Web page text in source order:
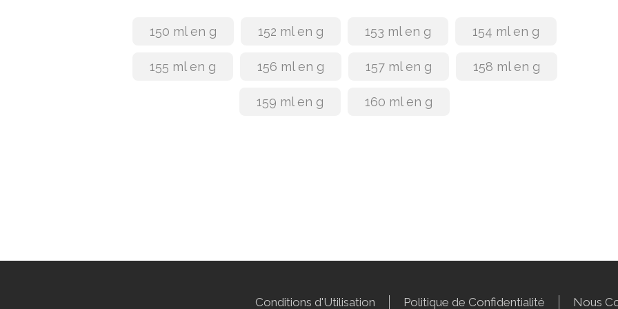
150 ml en g 152 ml en g 153 ml en g 154 ml en g
155 ml en g 156 ml en g 157 ml en g 158 ml en g
159 ml en g 160 ml en g
Conditions d'Utilisation Politique de Confidentialité Nous